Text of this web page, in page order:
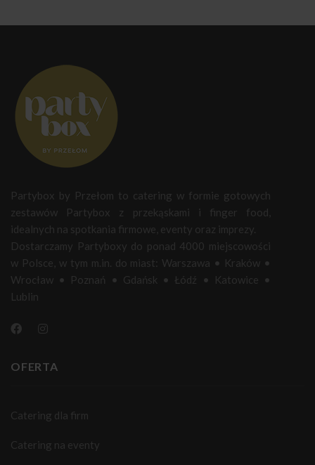
Partybox by Przełom to catering w formie gotowych
zestawów Partybox z przekąskami i finger food,
idealnych na spotkania firmowe, eventy oraz imprezy.
Dostarczamy Partyboxy do ponad 4000 miejscowości
w Polsce, w tym m.in. do miast: Warszawa • Kraków •
Wrocław • Poznań • Gdańsk • Łódź • Katowice •
Lublin
OFERTA
Catering dla firm
Catering na eventy